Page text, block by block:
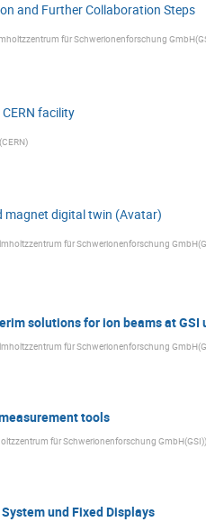
and Further Collaboration Steps
für Schwerionenforschung
facility
(CERN)
magnet digital twin (Avatar)
für Schwerionenforschung
solutions for ion beams at GSI
für Schwerionenforschung
tools
für Schwerionenforschung GmbH(GSI))
und Fixed Displays